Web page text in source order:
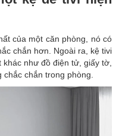
của một căn phòng, nó có
chắn hơn. Ngoài ra, kệ tivi
như đồ điện tử, giấy tờ,
chắn trong phòng.